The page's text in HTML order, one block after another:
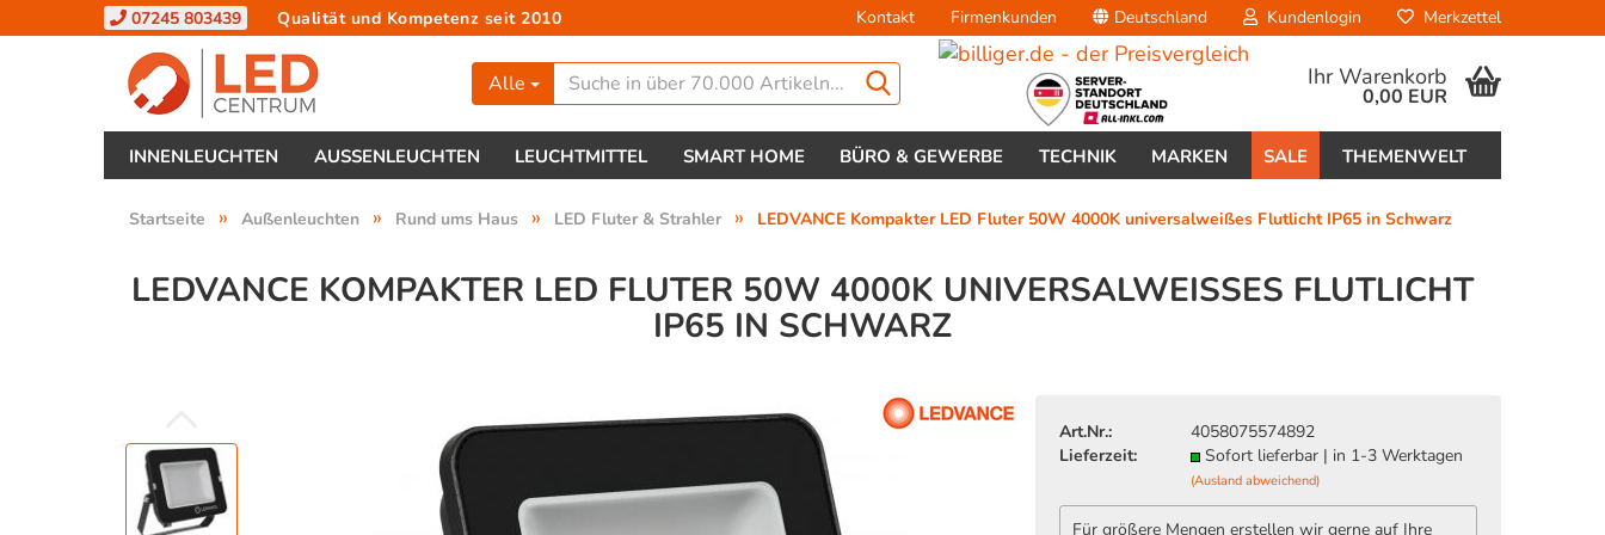
07245 803439 Qualität und Kompetenz seit 2010 Kontakt Firmenkunden Deutschland
Lieferland
Kundenlogin
Passwort vergessen?
Merkzettel
Alle Ihr Warenkorb
0,00 EUR
INNENLEUCHTEN AUSSENLEUCHTEN LEUCHTMITTEL SMART HOME BÜRO & GEWERBE TECHNIK MARKEN SALE THEMENWELT
Startseite » Außenleuchten » Rund ums Haus » LED Fluter & Strahler » LEDVANCE Kompakter LED Fluter 50W 4000K universalweißes Flutlicht IP65 in Schwarz
LEDVANCE KOMPAKTER LED FLUTER 50W 4000K UNIVERSALWEISSES FLUTLICHT I
P65 IN SCHWARZ
Art.Nr.:
4058075574892
Lieferzeit:
Sofort lieferbar | in 1-3 Werktagen
(Ausland abweichend)
Für größere Mengen erstellen wir gerne auf Ihre